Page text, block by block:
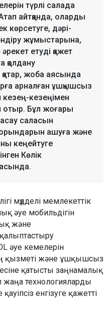
түрлі салада
айтқанда, оларды
көрсетуге, дәрі-
жұмыстарына,
етуді қажет
қолдану
жоба аясында
арналған ұшқышсыз
кезең-кезеңімен
отыр. Бұл жоғары
саласын
ашуға және
кеңейтуге
Көлік
мүдделі мемлекеттік
әуе мобильдігін
және
әуе кемелерін
қызметі және ұшқышсыз
қатысты заңнамалық
жаңа технологияларды
енгізуге қажетті